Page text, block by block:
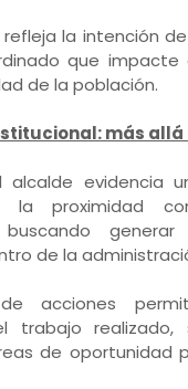
refleja la intención
que impacte
de la población.
más
alcalde evidencia
la proximidad
buscando
de la
acciones
trabajo realizado,
de oportunidad